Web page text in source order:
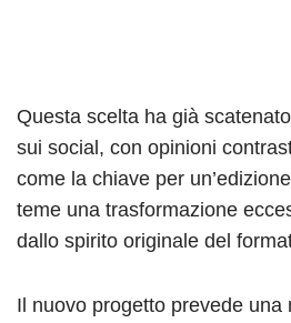
Questa scelta ha già
sui social, con opinioni
come la chiave per
teme una trasformazione
dallo spirito originale del
Il nuovo progetto prevede una